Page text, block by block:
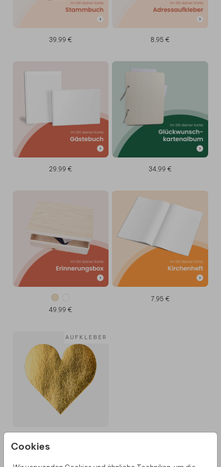
Cookies
39,99 € 8,95 €
29,99 € 34,99 €
49,99 €
7,95 €
AUFKLEBER